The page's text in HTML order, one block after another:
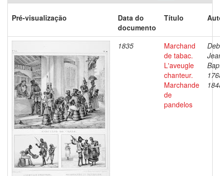
Pré-visualização
Data do
documento
Título
1835
Marchand
de tabac.
L'aveugle
chanteur.
Marchande
de
pandelos